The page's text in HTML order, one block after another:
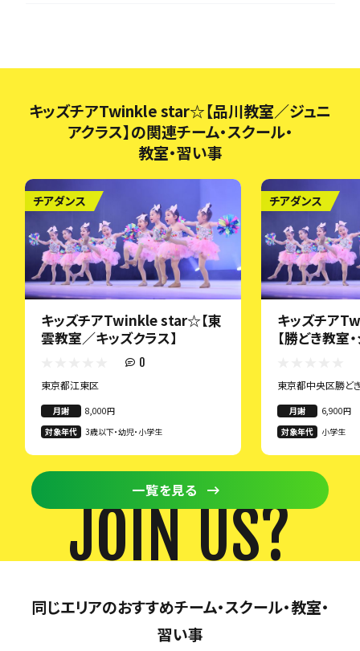
キッズチアTwinkle star☆【品川教室／ジュニ
アクラス】の関連チーム・スクール・
教室・習い事
チアダンス
キッズチアTwinkle star☆【東
雲教室／キッズクラス】
0
東京都江東区
月謝
8,000円
対象年代
3歳以下・幼児・小学生
チアダンス
キッズチ
【勝どき教室
東京都中央区勝ど
月謝
6,900円
対象年代
小学生
一覧を見る
JOIN US?
同じエリアのおすすめチーム・スクール・教室・
習い事